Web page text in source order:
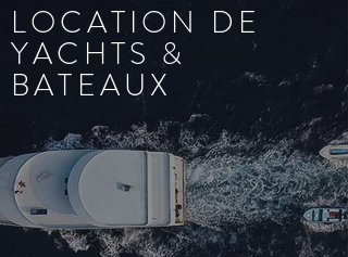
LOCATION DE
YACHTS &
BATEAUX